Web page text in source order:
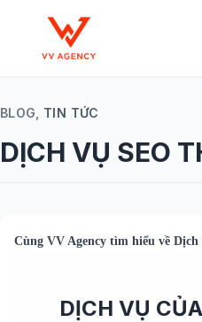
BLOG, TIN TỨC
DỊCH VỤ SEO
Cùng VV Agency tìm hiểu về Dịch
DỊCH VỤ